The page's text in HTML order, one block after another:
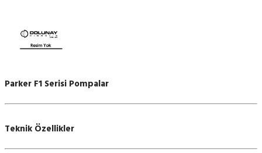
Parker F1 Serisi Pompalar
Teknik Özellikler